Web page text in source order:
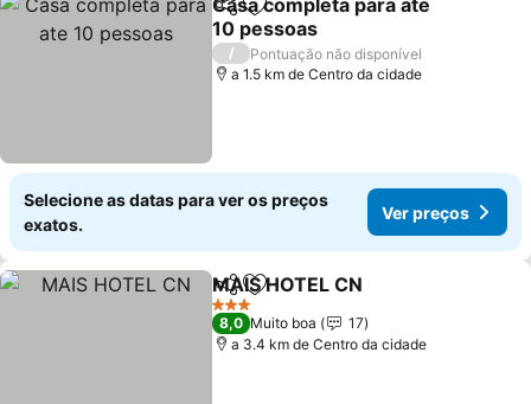
PartilharAdicionar aos favoritos
Casa completa para ate
10 pessoas
/
Pontuação não disponível
a 1.5 km de Centro da cidade
Selecione as datas para ver os preços
exatos.
Ver preços
PartilharAdicionar aos favoritos
MAIS HOTEL CN
3 Estrelas
8,0 Muito boa
17
a 3.4 km de Centro da cidade